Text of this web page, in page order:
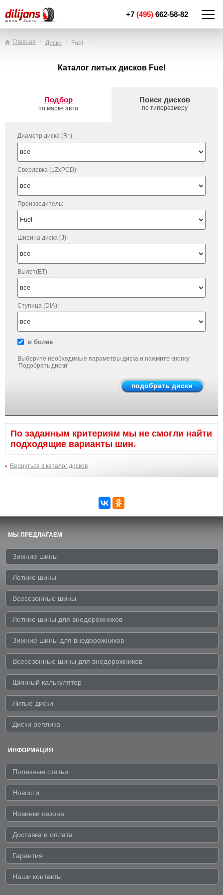
+7 (495) 662-58-82
Главная Диски Fuel
Каталог литых дисков Fuel
Подбор
по марке авто
Поиск дисков
по типоразмеру
Диаметр диска (R*):
Сверловка (LZxPCD):
Производитель:
Ширина диска (J):
Вылет(ET):
Ступица (DIA):
и более
Выберите необходимые параметры диска и нажмите кнопку
'Подобрать диски'
По заданным критериям мы не смогли найти
подходящие варианты шин.
Вернуться в каталог дисков
МЫ ПРЕДЛАГАЕМ
Зимние шины
Летние шины
Всесезонные шины
Летние шины для внедорожников
Зимние шины для внедорожников
Всесезонные шины для внедорожников
Шинный калькулятор
Литые диски
Диски реплика
ИНФОРМАЦИЯ
Полезные статьи
Новости
Новинки сезона
Доставка и оплата
Гарантия
Наши контакты